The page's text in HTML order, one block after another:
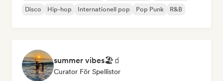
Disco
Hip-hop Internationell pop Pop Punk R&B
summer vibes🏖🧃
Curator För Spellistor